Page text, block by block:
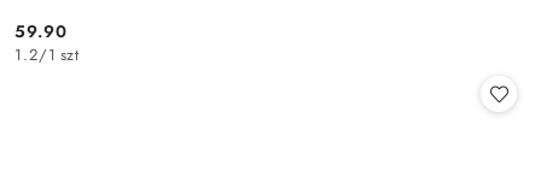
Cena:
59.90
1.2/1 szt